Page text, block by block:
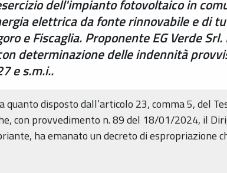
dell'impianto fotovoltaico in
elettrica da fonte rinnovabile e di
e Fiscaglia. Proponente EG Verde
determinazione delle indennità
e s.m.i..
disposto dall’articolo 23, comma 5, del
con provvedimento n. 89 del 18/01/2024, il
ha emanato un decreto di espropriazione